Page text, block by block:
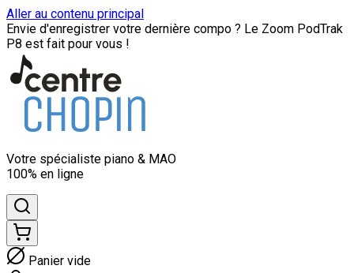
Aller au contenu principal
Envie d'enregistrer votre dernière compo ? Le Zoom PodTrak
P8 est fait pour vous !
Votre spécialiste piano & MAO
100% en ligne
Panier vide